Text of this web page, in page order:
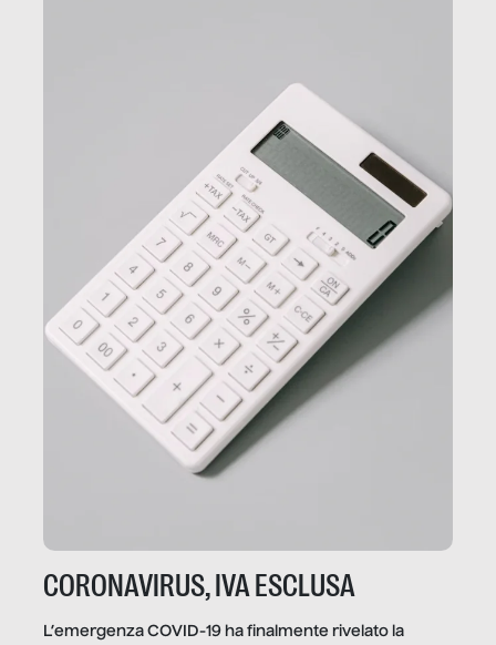
CORONAVIRUS, IVA ESCLUSA
L’emergenza COVID-19 ha finalmente rivelato la